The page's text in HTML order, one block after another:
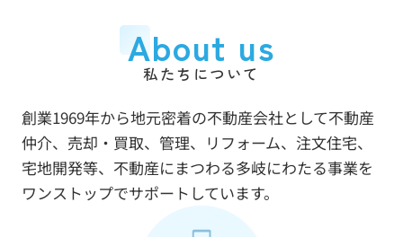
実
績
で
About us
私たちについて
創業1969年から地元密着の不動産会社として不動産
仲介、売却・買取、管理、リフォーム、注文住宅、
宅地開発等、不動産にまつわる多岐にわたる事業を
ワンストップでサポートしています。